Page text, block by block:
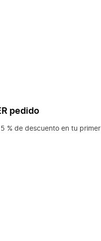
pedido
% de descuento en tu primer